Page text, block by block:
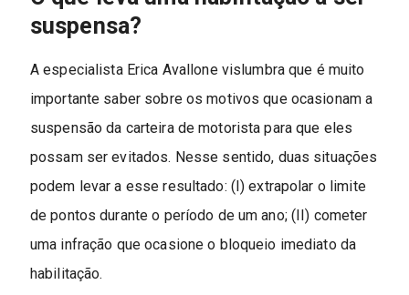
suspensa?
A especialista Erica Avallone vislumbra que é muito
importante saber sobre os motivos que ocasionam a
suspensão da carteira de motorista para que eles
possam ser evitados. Nesse sentido, duas situações
podem levar a esse resultado: (I) extrapolar o limite
de pontos durante o período de um ano; (II) cometer
uma infração que ocasione o bloqueio imediato da
habilitação.